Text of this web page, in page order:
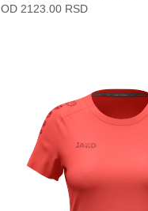
OD 2123.00 RSD